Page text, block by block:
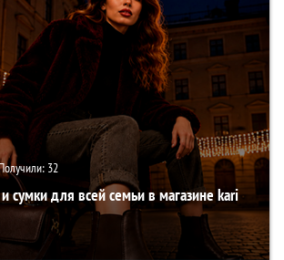
32
сумки для всей семьи в магазине kari